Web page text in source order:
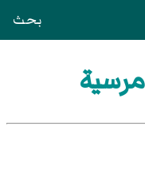
بحث